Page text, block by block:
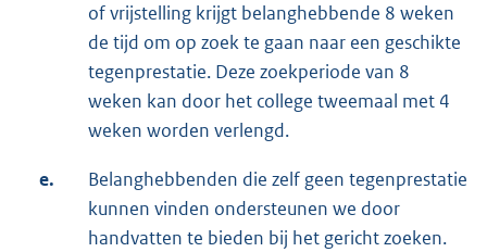
of vrijstelling krijgt belanghebbende 8 weken
de tijd om op zoek te gaan naar een geschikte
tegenprestatie. Deze zoekperiode van 8
weken kan door het college tweemaal met 4
weken worden verlengd.
e.
Belanghebbenden die zelf geen tegenprestatie
kunnen vinden ondersteunen we door
handvatten te bieden bij het gericht zoeken.